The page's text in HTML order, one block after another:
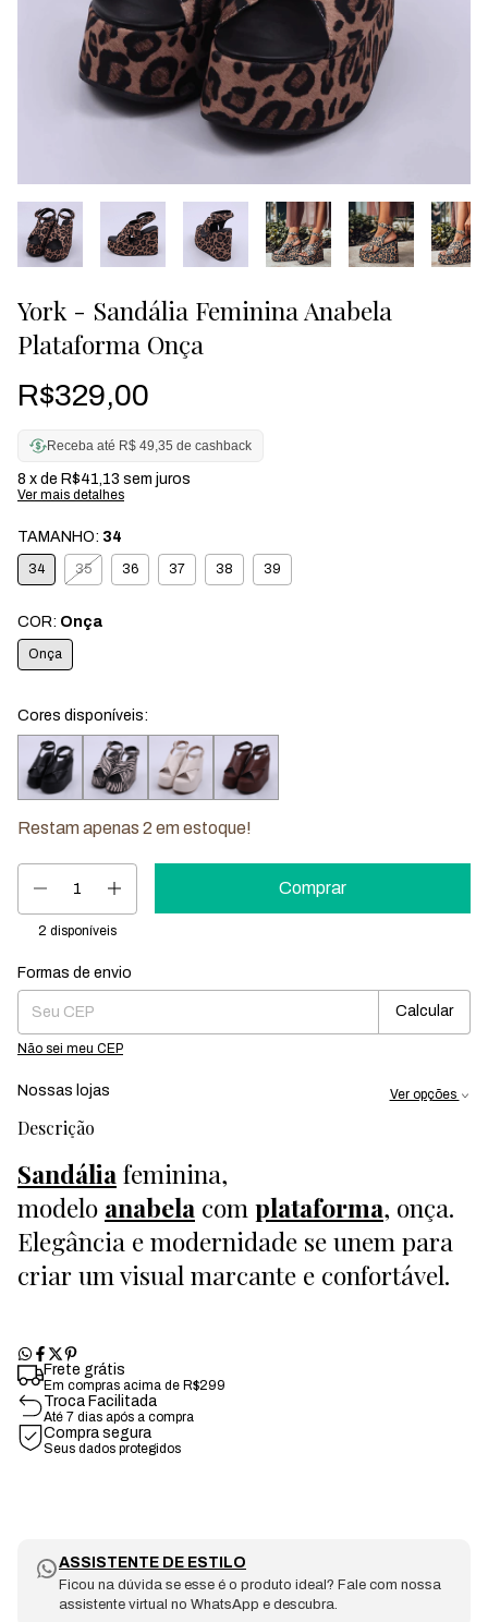
York - Sandália Feminina Anabela
Plataforma Onça
R$329,00
Receba até R$ 49,35 de cashback
8 x de R$41,13 sem juros
Ver mais detalhes
TAMANHO: 34
34 35 36 37 38 39
COR: Onça
Onça
Cores disponíveis:
Restam apenas 2 em estoque!
2 disponíveis
Entregas para o CEP:
Formas de envio
Calcular
Não sei meu CEP
Nossas lojas Ver opções
Descrição
Sandália feminina,
modelo anabela com plataforma, onça.
Elegância e modernidade se unem para
criar um visual marcante e confortável.
Frete grátis
Em compras acima de R$299
Troca Facilitada
Até 7 dias após a compra
Compra segura
Seus dados protegidos
ASSISTENTE DE ESTILO
Ficou na dúvida se esse é o produto ideal? Fale com nossa
assistente virtual no WhatsApp e descubra.